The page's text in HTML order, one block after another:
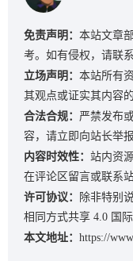
免责声明： 本站文章
考。如有侵权，请联
立场声明： 本站所有
其观点或证实其内容的
合法合规： 严禁发布
容，请立即向站长举报
内容时效性： 站内资
在评论区留言或联系站
许可协议：
除非特别
相同方式共享 4.0 国际
本文地址： https://